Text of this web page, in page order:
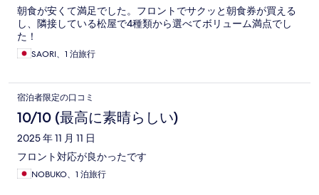
朝食が安くて満足でした。フロントでサクッと朝食券が買える
し、隣接している松屋で4種類から選べてボリューム満点でし
た！
SAORI、1 泊旅行
宿泊者限定の口コミ
10/10 (最高に素晴らしい)
2025 年 11 月 11 日
フロント対応が良かったです
NOBUKO、1 泊旅行